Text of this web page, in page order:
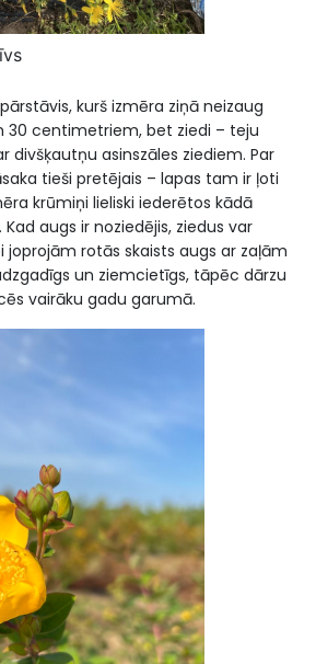
kurš izmēra ziņā neizaug
30 centimetriem, bet ziedi – teju
divšķautņu asinszāles ziediem. Par
tieši pretējais – lapas tam ir ļoti
krūmiņi lieliski iederētos kādā
augs ir noziedējis, ziedus var
joprojām rotās skaists augs ar zaļām
un ziemcietīgs, tāpēc dārzu
vairāku gadu garumā.